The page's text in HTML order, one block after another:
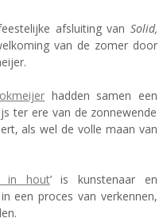
afsluiting van Solid,
van de zomer door
hadden samen een
ter ere van de zonnewende
als wel de volle maan van
in hout’ is kunstenaar en
een proces van verkennen,